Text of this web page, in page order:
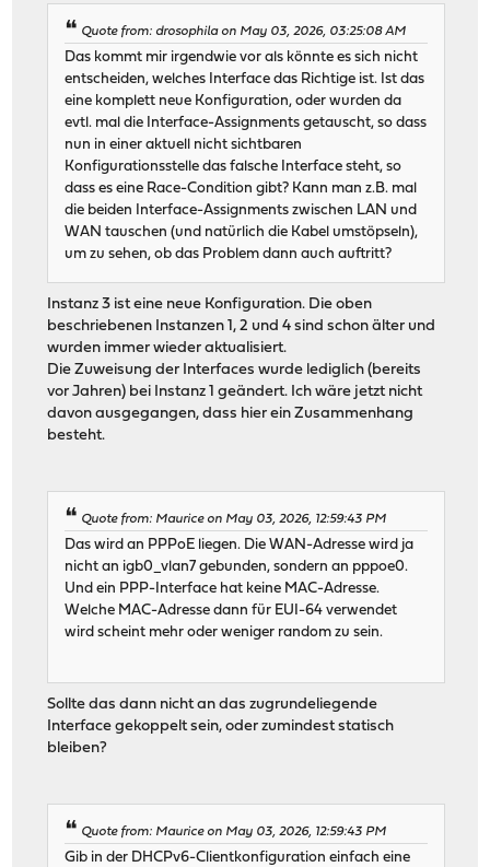
Quote from: drosophila on May 03, 2026, 03:25:08 AM
Das kommt mir irgendwie vor als könnte es sich nicht
entscheiden, welches Interface das Richtige ist. Ist das
eine komplett neue Konfiguration, oder wurden da
evtl. mal die Interface-Assignments getauscht, so dass
nun in einer aktuell nicht sichtbaren
Konfigurationsstelle das falsche Interface steht, so
dass es eine Race-Condition gibt? Kann man z.B. mal
die beiden Interface-Assignments zwischen LAN und
WAN tauschen (und natürlich die Kabel umstöpseln),
um zu sehen, ob das Problem dann auch auftritt?
Instanz 3 ist eine neue Konfiguration. Die oben
beschriebenen Instanzen 1, 2 und 4 sind schon älter und
wurden immer wieder aktualisiert.
Die Zuweisung der Interfaces wurde lediglich (bereits
vor Jahren) bei Instanz 1 geändert. Ich wäre jetzt nicht
davon ausgegangen, dass hier ein Zusammenhang
besteht.
Quote from: Maurice on May 03, 2026, 12:59:43 PM
Das wird an PPPoE liegen. Die WAN-Adresse wird ja
nicht an igb0_vlan7 gebunden, sondern an pppoe0.
Und ein PPP-Interface hat keine MAC-Adresse.
Welche MAC-Adresse dann für EUI-64 verwendet
wird scheint mehr oder weniger random zu sein.
Sollte das dann nicht an das zugrundeliegende
Interface gekoppelt sein, oder zumindest statisch
bleiben?
Quote from: Maurice on May 03, 2026, 12:59:43 PM
Gib in der DHCPv6-Clientkonfiguration einfach eine